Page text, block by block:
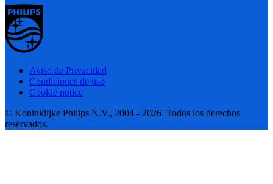
Aviso de Privacidad
Condiciones de uso
Cookie notice
© Koninklijke Philips N.V., 2004 - 2026. Todos los derechos
reservados.